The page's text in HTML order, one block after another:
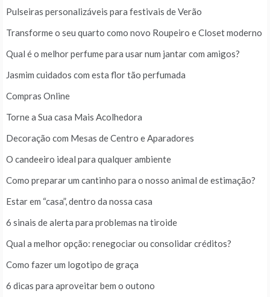
Pulseiras personalizáveis para festivais de Verão
Transforme o seu quarto como novo Roupeiro e Closet moderno
Qual é o melhor perfume para usar num jantar com amigos?
Jasmim cuidados com esta flor tão perfumada
Compras Online
Torne a Sua casa Mais Acolhedora
Decoração com Mesas de Centro e Aparadores
O candeeiro ideal para qualquer ambiente
Como preparar um cantinho para o nosso animal de estimação?
Estar em “casa”, dentro da nossa casa
6 sinais de alerta para problemas na tiroide
Qual a melhor opção: renegociar ou consolidar créditos?
Como fazer um logotipo de graça
6 dicas para aproveitar bem o outono